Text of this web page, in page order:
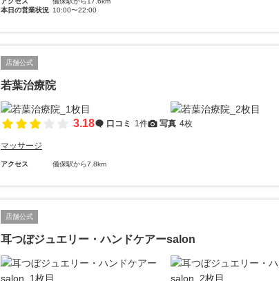
本日の営業状況 10:00〜22:00
店舗公式
若葉治療院
3.18 口コミ 1件 写真 4枚
マッサージ
アクセス 儀保駅から7.8km
店舗公式
耳つぼジュエリー・ハンドケアーsalon